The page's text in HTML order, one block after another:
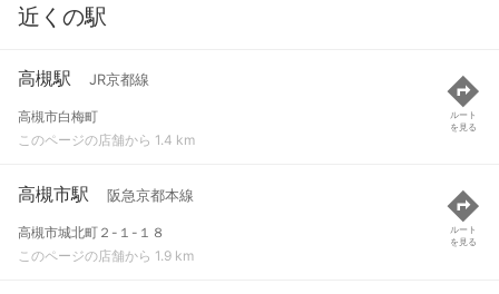
近くの駅
高槻駅 JR京都線
高槻市白梅町
このページの店舗から 1.4 km
ルート
を見る
高槻市駅 阪急京都本線
高槻市城北町２-１-１８
このページの店舗から 1.9 km
ルート
を見る